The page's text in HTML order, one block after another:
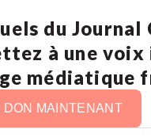
du
à une voix
médiatique
DON MAINTENANT